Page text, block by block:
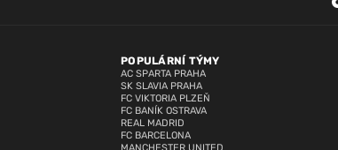
POPULÁRNÍ TÝMY
AC SPARTA PRAHA
SK SLAVIA PRAHA
FC VIKTORIA PLZEŇ
FC BANÍK OSTRAVA
REAL MADRID
FC BARCELONA